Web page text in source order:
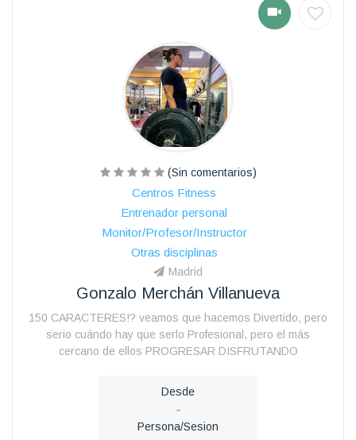
(Sin comentarios)
Centros Fitness
Entrenador personal
Monitor/Profesor/Instructor
Otras disciplinas
Madrid
Gonzalo Merchán Villanueva
150 CARACTERES!? veamos que hacemos Divertido, pero
serio cuándo hay que serlo Profesional, pero el más
cercano de ellos PROGRESAR DISFRUTANDO
Desde
-
Persona/Sesion